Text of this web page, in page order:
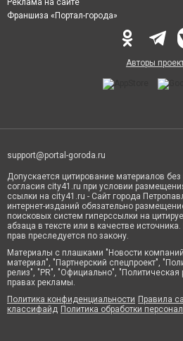
Реклама на сайте
Франшиза «Портал-города»
Авторы
support@portal-goroda.ru
Допускается цитирование материалов
согласия city41.ru при условии
ссылки на city41.ru - Сайт города
интернет-изданий обязательно
поисковых систем гиперссылки на
абзаца в тексте или в качестве
прав преследуется по закону.
Материалы с плашками "Новости
материал", "Партнерский спецпроект",
релиз", "PR", "Официально",
правах рекламы.
Политика конфиденциальности Правила
классифайд Политика обработки